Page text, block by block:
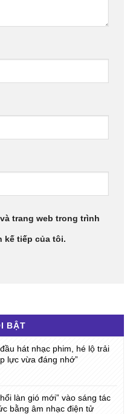
trang web trong trình
kế tiếp của tôi.
BẬT
hát nhạc phim, hé lộ trải
lực vừa đáng nhớ”
làn gió mới” vào sáng tác
bằng âm nhạc điện tử